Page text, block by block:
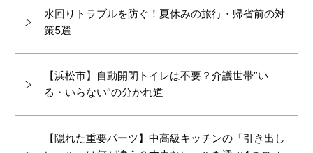
水回りトラブルを防ぐ！夏休みの旅行・帰省前の対
策5選
【浜松市】自動開閉トイレは不要？介護世帯”い
る・いらない”の分かれ道
【隠れた重要パーツ】中高級キッチンの「引き出し